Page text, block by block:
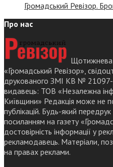
Громадський Ревізор.
Про нас
Щотижнева
«Громадський Ревізор»,
друкованого ЗМІ КВ №
видавець: ТОВ «Незалежна
Київщини» Редакція може не
публікацій. Будь-який
посиланням на газету
достовірність інформації у
рекламодавець. Матеріали,
на правах реклами.